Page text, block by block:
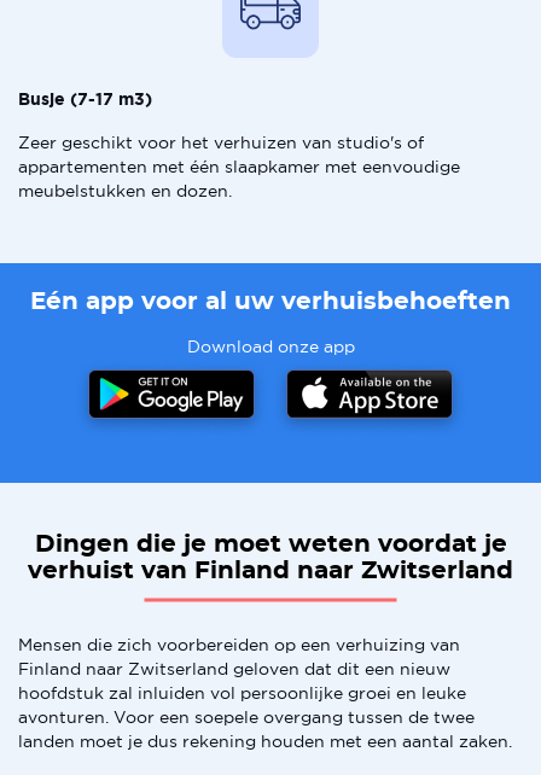
Busje (7-17 m3)
Zeer geschikt voor het verhuizen van studio's of
appartementen met één slaapkamer met eenvoudige
meubelstukken en dozen.
Eén app voor al uw verhuisbehoeften
Download onze app
Dingen die je moet weten voordat je
verhuist van Finland naar Zwitserland
Mensen die zich voorbereiden op een verhuizing van
Finland naar Zwitserland geloven dat dit een nieuw
hoofdstuk zal inluiden vol persoonlijke groei en leuke
avonturen. Voor een soepele overgang tussen de twee
landen moet je dus rekening houden met een aantal zaken.